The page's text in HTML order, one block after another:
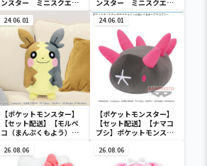
ンスター ミニスクエア
ポーチ
ンスター ミニスクエア
ポーチ
24.06.01
【ポケットモンスター】
【セット配送】【モルペ
コ（まんぷくもよう）】
ゃもふぐっとぬいぐるみ
～モルペコ（まんぷくも
24.06.01
【ポケットモンスター】
【セット配送】【ナマコ
ブシ】ポケットモンスタ
ぐるみ～ナマコブシ～
26.08.06 26.08.06